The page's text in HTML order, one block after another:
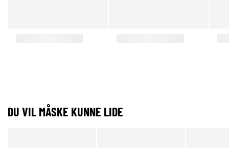
DU VIL MÅSKE KUNNE LIDE